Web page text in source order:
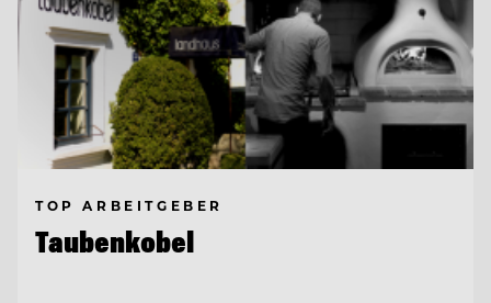
TOP ARBEITGEBER
Taubenkobel